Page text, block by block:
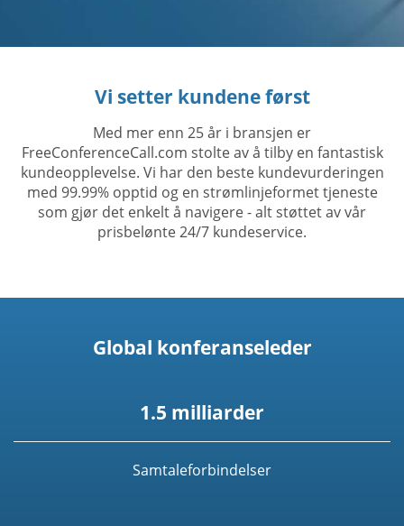
Vi setter kundene først
Med mer enn 25 år i bransjen er
FreeConferenceCall.com stolte av å tilby en fantastisk
kundeopplevelse. Vi har den beste kundevurderingen
med 99.99% opptid og en strømlinjeformet tjeneste
som gjør det enkelt å navigere - alt støttet av vår
prisbelønte 24/7 kundeservice.
Global konferanseleder
1.5 milliarder
Samtaleforbindelser